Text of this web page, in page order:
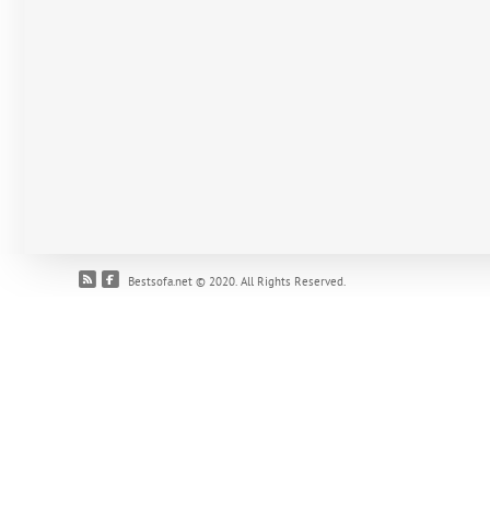
Bestsofa.net © 2020. All Rights Reserved.